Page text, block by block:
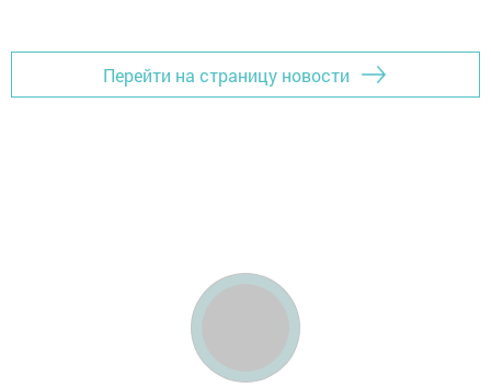
Перейти на страницу новости